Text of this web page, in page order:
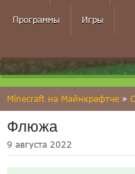
Программы Игры
Minecraft на Майнкрафтче »
Флюжа
9 августа 2022